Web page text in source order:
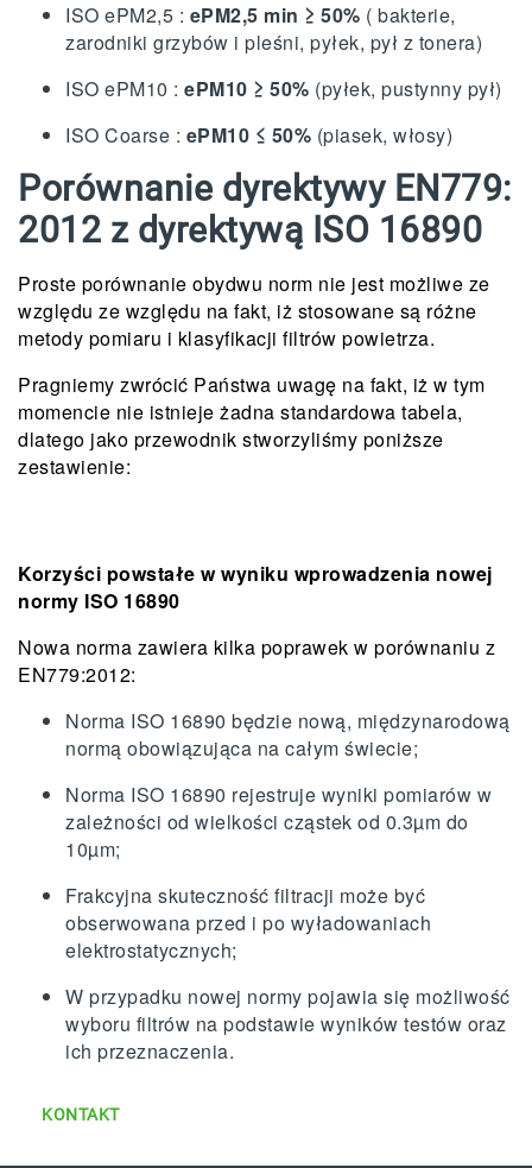
ISO ePM2,5 : ePM2,5 min ≥ 50% ( bakterie,
zarodniki grzybów i pleśni, pyłek, pył z tonera)
ISO ePM10 : ePM10 ≥ 50% (pyłek, pustynny pył)
ISO Coarse : ePM10 ≤ 50% (piasek, włosy)
Porównanie dyrektywy EN779:
2012 z dyrektywą ISO 16890
Proste porównanie obydwu norm nie jest możliwe ze
względu ze względu na fakt, iż stosowane są różne
metody pomiaru i klasyfikacji filtrów powietrza.
Pragniemy zwrócić Państwa uwagę na fakt, iż w tym
momencie nie istnieje żadna standardowa tabela,
dlatego jako przewodnik stworzyliśmy poniższe
zestawienie:
Korzyści powstałe w wyniku wprowadzenia nowej
normy ISO 16890
Nowa norma zawiera kilka poprawek w porównaniu z
EN779:2012:
Norma ISO 16890 będzie nową, międzynarodową
normą obowiązująca na całym świecie;
Norma ISO 16890 rejestruje wyniki pomiarów w
zależności od wielkości cząstek od 0.3µm do
10µm;
Frakcyjna skuteczność filtracji może być
obserwowana przed i po wyładowaniach
elektrostatycznych;
W przypadku nowej normy pojawia się możliwość
wyboru filtrów na podstawie wyników testów oraz
ich przeznaczenia.
KONTAKT